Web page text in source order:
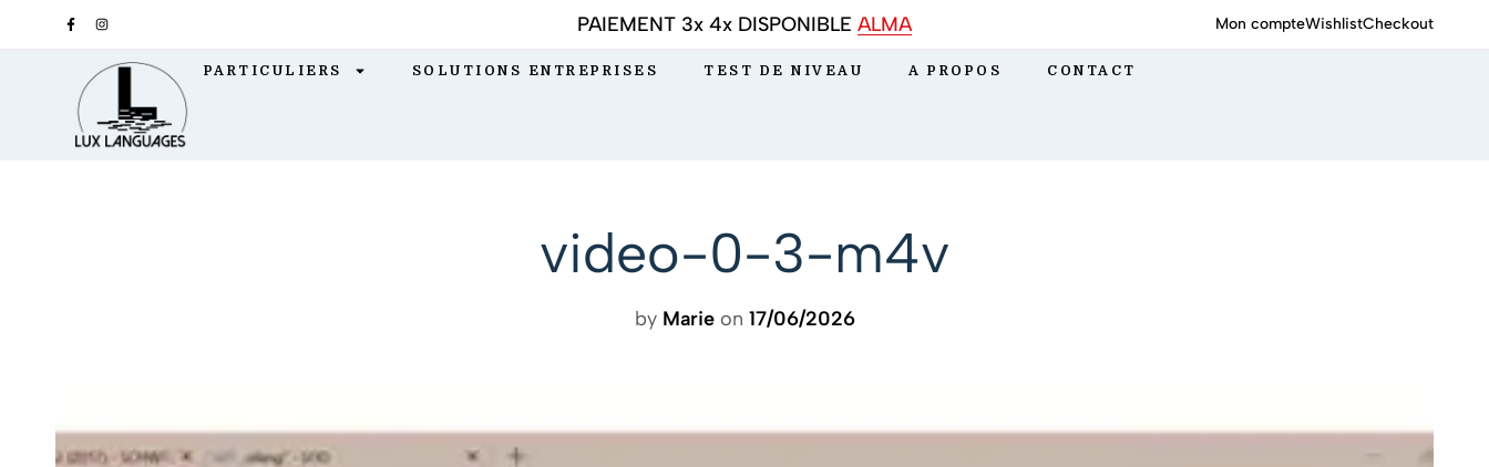
ALMA PAIEMENT 3x 4x DISPONIBLE ALMA Mon compteWishlistCheckout
PARTICULIERS SOLUTIONS ENTREPRISES TEST DE NIVEAU A PROPOS CONTACT
video-0-3-m4v
by Marie on 17/06/2026